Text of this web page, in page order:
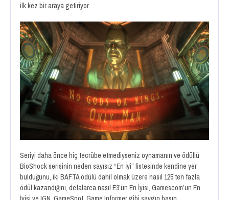
ilk kez bir araya getiriyor.
Seriyi daha önce hiç tecrübe etmediyseniz oynamanın ve ödüllü
BioShock serisinin neden sayısız “En İyi” listesinde kendine yer
bulduğunu, iki BAFTA ödülü dahil olmak üzere nasıl 125’ten fazla
ödül kazandığını, defalarca nasıl E3’ün En İyisi, Gamescom’un En